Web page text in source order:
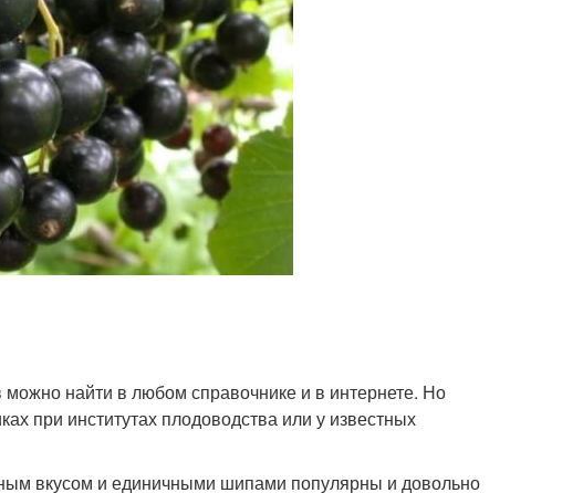
найти в любом справочнике и в интернете. Но
при институтах плодоводства или у известных
вкусом и единичными шипами популярны и довольно